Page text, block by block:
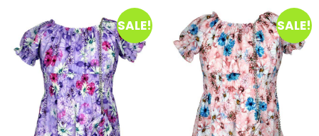
SALE! SALE!